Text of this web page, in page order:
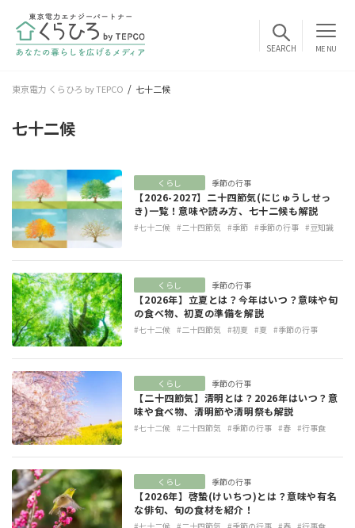
MENU
東京電力 くらひろ by TEPCO 七十二候
七十二候
くらし 季節の行事
【2026-2027】二十四節気(にじゅうしせっ
き)一覧！意味や読み方、七十二候も解説
#七十二候 #二十四節気 #季節 #季節の行事 #豆知識
くらし 季節の行事
【2026年】立夏とは？今年はいつ？意味や旬
の食べ物、初夏の準備を解説
#七十二候 #二十四節気 #初夏 #夏 #季節の行事
くらし 季節の行事
【二十四節気】清明とは？2026年はいつ？意
味や食べ物、清明節や清明祭も解説
#七十二候 #二十四節気 #季節の行事 #春 #行事食
くらし 季節の行事
【2026年】啓蟄(けいちつ)とは？意味や有名
な俳句、旬の食材を紹介！